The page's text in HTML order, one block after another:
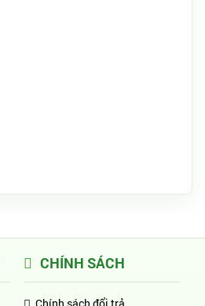
CHÍNH SÁCH